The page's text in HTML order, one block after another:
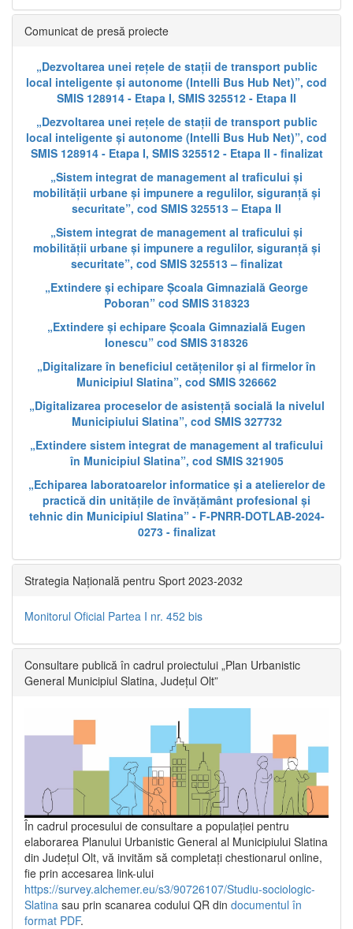
Comunicat de presă proiecte
„Dezvoltarea unei rețele de stații de transport public
local inteligente și autonome (Intelli Bus Hub Net)”, cod
SMIS 128914 - Etapa I, SMIS 325512 - Etapa II
„Dezvoltarea unei rețele de stații de transport public
local inteligente și autonome (Intelli Bus Hub Net)”, cod
SMIS 128914 - Etapa I, SMIS 325512 - Etapa II - finalizat
„Sistem integrat de management al traficului și
mobilității urbane și impunere a regulilor, siguranță și
securitate”, cod SMIS 325513 – Etapa II
„Sistem integrat de management al traficului și
mobilității urbane și impunere a regulilor, siguranță și
securitate”, cod SMIS 325513 – finalizat
„Extindere și echipare Școala Gimnazială George
Poboran” cod SMIS 318323
„Extindere și echipare Școala Gimnazială Eugen
Ionescu” cod SMIS 318326
„Digitalizare în beneficiul cetățenilor și al firmelor în
Municipiul Slatina”, cod SMIS 326662
„Digitalizarea proceselor de asistență socială la nivelul
Municipiului Slatina”, cod SMIS 327732
„Extindere sistem integrat de management al traficului
în Municipiul Slatina”, cod SMIS 321905
„Echiparea laboratoarelor informatice și a atelierelor de
practică din unitățile de învățământ profesional și
tehnic din Municipiul Slatina” - F-PNRR-DOTLAB-2024-
0273 - finalizat
Strategia Națională pentru Sport 2023-2032
Monitorul Oficial Partea I nr. 452 bis
Consultare publică în cadrul proiectului „Plan Urbanistic
General Municipiul Slatina, Județul Olt”
În cadrul procesului de consultare a populaţiei pentru
elaborarea Planului Urbanistic General al Municipiului Slatina
din Județul Olt, vă invităm să completați chestionarul online,
fie prin accesarea link-ului
https://survey.alchemer.eu/s3/90726107/Studiu-sociologic-
Slatina sau prin scanarea codului QR din documentul în
format PDF.